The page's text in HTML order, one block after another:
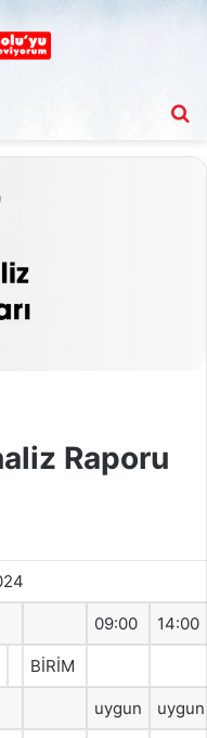
Raporu
09:00 14:00
BİRİM
uygun uygun